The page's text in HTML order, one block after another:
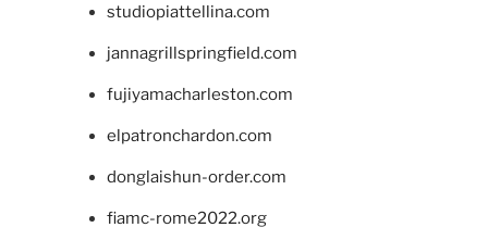
studiopiattellina.com
jannagrillspringfield.com
fujiyamacharleston.com
elpatronchardon.com
donglaishun-order.com
fiamc-rome2022.org